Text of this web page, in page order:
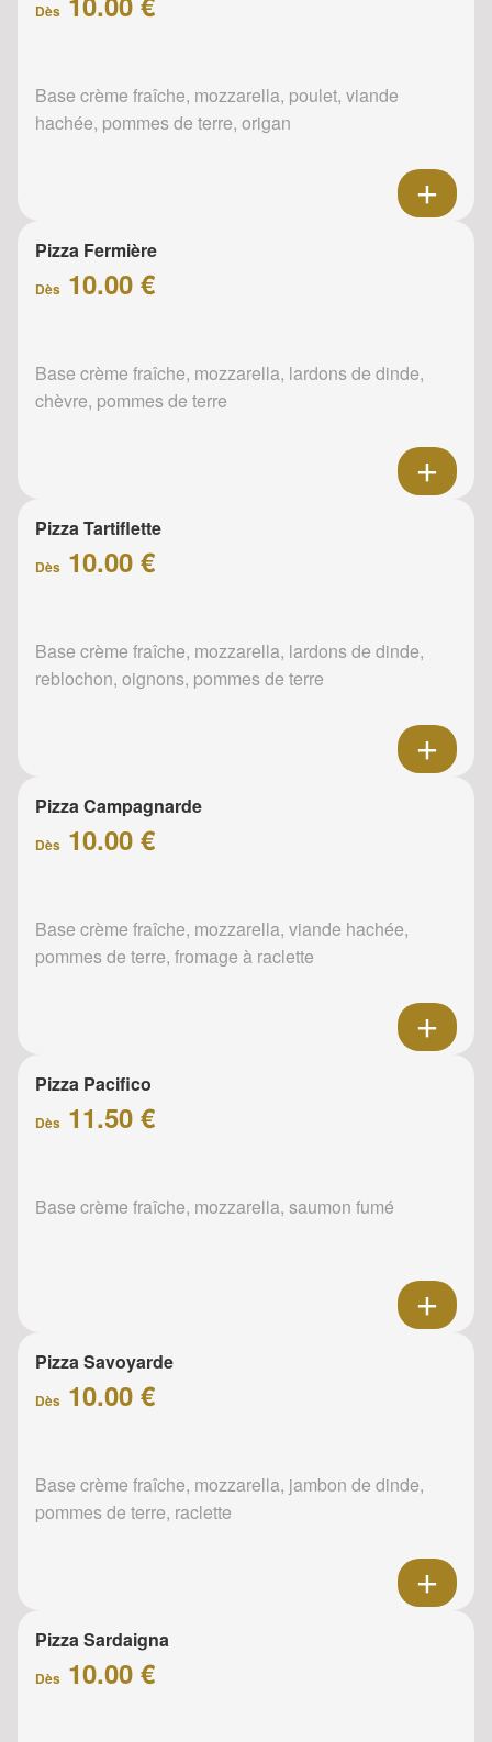
Dès
Base crème fraîche, mozzarella, poulet, viande
hachée, pommes de terre, origan
Pizza Fermière
Dès 10.00 €
Base crème fraîche, mozzarella, lardons de dinde,
chèvre, pommes de terre
Pizza Tartiflette
Dès 10.00 €
Base crème fraîche, mozzarella, lardons de dinde,
reblochon, oignons, pommes de terre
Pizza Campagnarde
Dès 10.00 €
Base crème fraîche, mozzarella, viande hachée,
pommes de terre, fromage à raclette
Pizza Pacifico
Dès 11.50 €
Base crème fraîche, mozzarella, saumon fumé
Pizza Savoyarde
Dès 10.00 €
Base crème fraîche, mozzarella, jambon de dinde,
pommes de terre, raclette
Pizza Sardaigna
Dès 10.00 €